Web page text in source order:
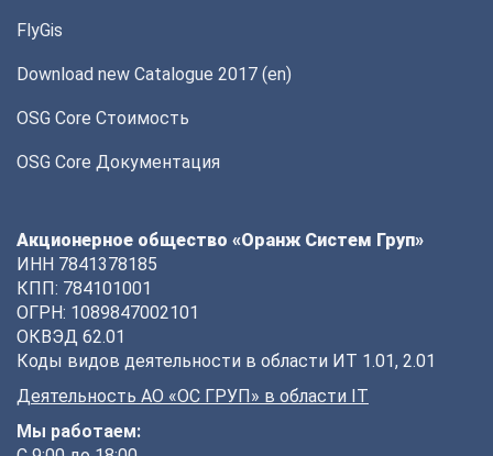
FlyGis
Download new Catalogue 2017 (en)
OSG Core Стоимость
OSG Core Документация
Акционерное общество «Оранж Систем Груп»
ИНН 7841378185
КПП: 784101001
ОГРН: 1089847002101
ОКВЭД 62.01
Коды видов деятельности в области ИТ 1.01, 2.01
Деятельность АО «ОС ГРУП» в области IT
Мы работаем: